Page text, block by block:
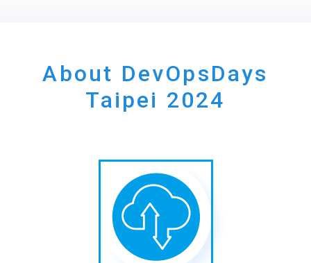
About DevOpsDays
Taipei 2024